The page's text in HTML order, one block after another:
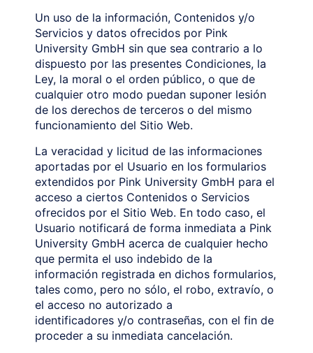
Un uso de la información, Contenidos y/o
Servicios y datos ofrecidos por Pink
University GmbH sin que sea contrario a lo
dispuesto por las presentes Condiciones, la
Ley, la moral o el orden público, o que de
cualquier otro modo puedan suponer lesión
de los derechos de terceros o del mismo
funcionamiento del Sitio Web.
La veracidad y licitud de las informaciones
aportadas por el Usuario en los formularios
extendidos por Pink University GmbH para el
acceso a ciertos Contenidos o Servicios
ofrecidos por el Sitio Web. En todo caso, el
Usuario notificará de forma inmediata a Pink
University GmbH acerca de cualquier hecho
que permita el uso indebido de la
información registrada en dichos formularios,
tales como, pero no sólo, el robo, extravío, o
el acceso no autorizado a
identificadores y/o contraseñas, con el fin de
proceder a su inmediata cancelación.